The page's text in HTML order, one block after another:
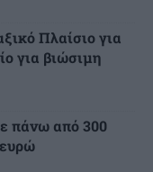
Πλαίσιο για
για βιώσιμη
πάνω από 300